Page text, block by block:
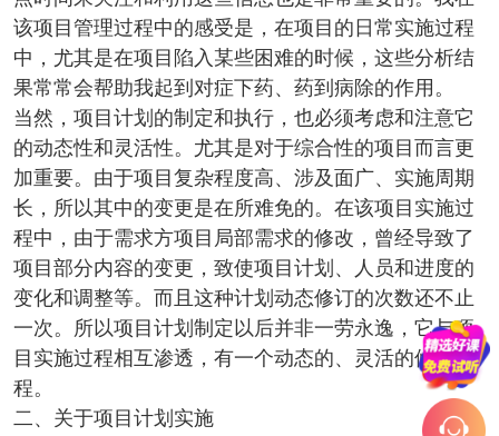
该项目管理过程中的感受是，在项目的日常实施过程
中，尤其是在项目陷入某些困难的时候，这些分析结
果常常会帮助我起到对症下药、药到病除的作用。
当然，项目计划的制定和执行，也必须考虑和注意它
的动态性和灵活性。尤其是对于综合性的项目而言更
加重要。由于项目复杂程度高、涉及面广、实施周期
长，所以其中的变更是在所难免的。在该项目实施过
程中，由于需求方项目局部需求的修改，曾经导致了
项目部分内容的变更，致使项目计划、人员和进度的
变化和调整等。而且这种计划动态修订的次数还不止
一次。所以项目计划制定以后并非一劳永逸，它与项
目实施过程相互渗透，有一个动态的、灵活的修订过
程。
二、关于项目计划实施